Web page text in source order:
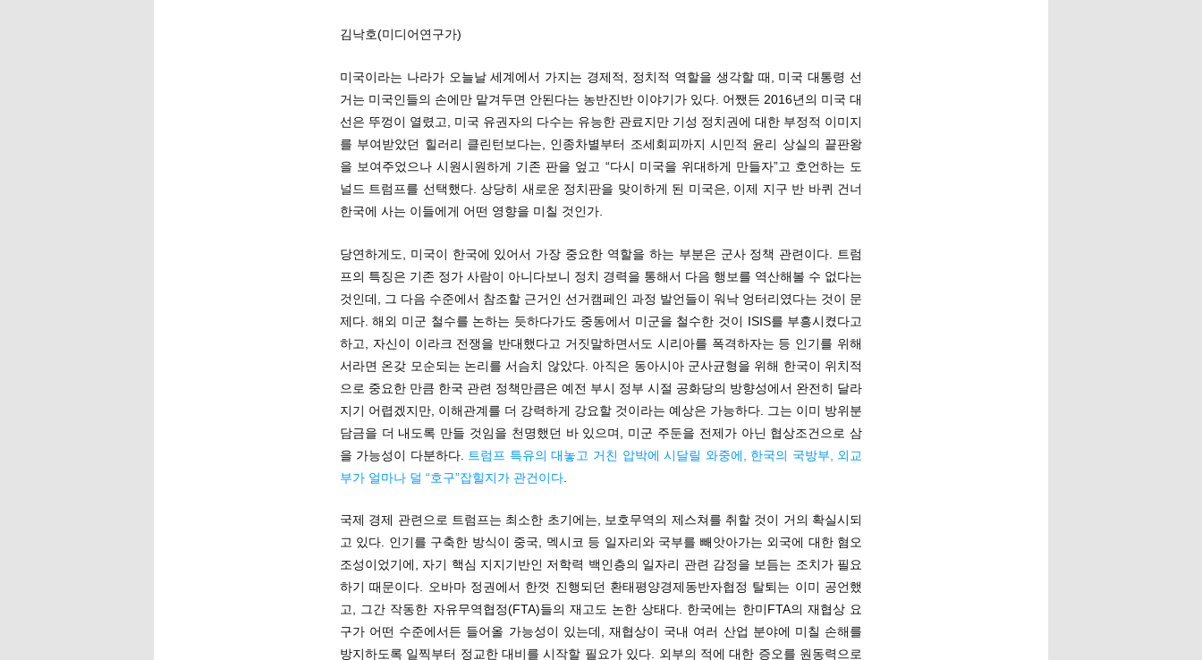
김낙호(미디어연구가)
미국이라는 나라가 오늘날 세계에서 가지는 경제적, 정치적 역할을 생각할 때, 미국 대통령 선
거는 미국인들의 손에만 맡겨두면 안된다는 농반진반 이야기가 있다. 어쨌든 2016년의 미국 대
선은 뚜껑이 열렸고, 미국 유권자의 다수는 유능한 관료지만 기성 정치권에 대한 부정적 이미지
를 부여받았던 힐러리 클린턴보다는, 인종차별부터 조세회피까지 시민적 윤리 상실의 끝판왕
을 보여주었으나 시원시원하게 기존 판을 엎고 “다시 미국을 위대하게 만들자”고 호언하는 도
널드 트럼프를 선택했다. 상당히 새로운 정치판을 맞이하게 된 미국은, 이제 지구 반 바퀴 건너
한국에 사는 이들에게 어떤 영향을 미칠 것인가.
당연하게도, 미국이 한국에 있어서 가장 중요한 역할을 하는 부분은 군사 정책 관련이다. 트럼
프의 특징은 기존 정가 사람이 아니다보니 정치 경력을 통해서 다음 행보를 역산해볼 수 없다는
것인데, 그 다음 수준에서 참조할 근거인 선거캠페인 과정 발언들이 워낙 엉터리였다는 것이 문
제다. 해외 미군 철수를 논하는 듯하다가도 중동에서 미군을 철수한 것이 ISIS를 부흥시켰다고
하고, 자신이 이라크 전쟁을 반대했다고 거짓말하면서도 시리아를 폭격하자는 등 인기를 위해
서라면 온갖 모순되는 논리를 서슴치 않았다. 아직은 동아시아 군사균형을 위해 한국이 위치적
으로 중요한 만큼 한국 관련 정책만큼은 예전 부시 정부 시절 공화당의 방향성에서 완전히 달라
지기 어렵겠지만, 이해관계를 더 강력하게 강요할 것이라는 예상은 가능하다. 그는 이미 방위분
담금을 더 내도록 만들 것임을 천명했던 바 있으며, 미군 주둔을 전제가 아닌 협상조건으로 삼
을 가능성이 다분하다. 트럼프 특유의 대놓고 거친 압박에 시달릴 와중에, 한국의 국방부, 외교
부가 얼마나 덜 “호구”잡힐지가 관건이다.
국제 경제 관련으로 트럼프는 최소한 초기에는, 보호무역의 제스쳐를 취할 것이 거의 확실시되
고 있다. 인기를 구축한 방식이 중국, 멕시코 등 일자리와 국부를 빼앗아가는 외국에 대한 혐오
조성이었기에, 자기 핵심 지지기반인 저학력 백인층의 일자리 관련 감정을 보듬는 조치가 필요
하기 때문이다. 오바마 정권에서 한껏 진행되던 환태평양경제동반자협정 탈퇴는 이미 공언했
고, 그간 작동한 자유무역협정(FTA)들의 재고도 논한 상태다. 한국에는 한미FTA의 재협상 요
구가 어떤 수준에서든 들어올 가능성이 있는데, 재협상이 국내 여러 산업 분야에 미칠 손해를
방지하도록 일찍부터 정교한 대비를 시작할 필요가 있다. 외부의 적에 대한 증오를 원동력으로